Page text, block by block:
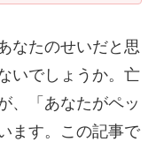
なたのせいだと思
いでしょうか。亡
、「あなたがペッ
ます。この記事で